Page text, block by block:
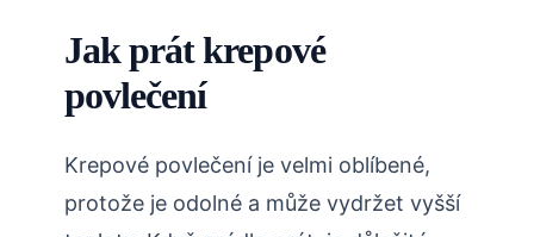
Jak prát krepové
povlečení
Krepové povlečení je velmi oblíbené,
protože je odolné a může vydržet vyšší